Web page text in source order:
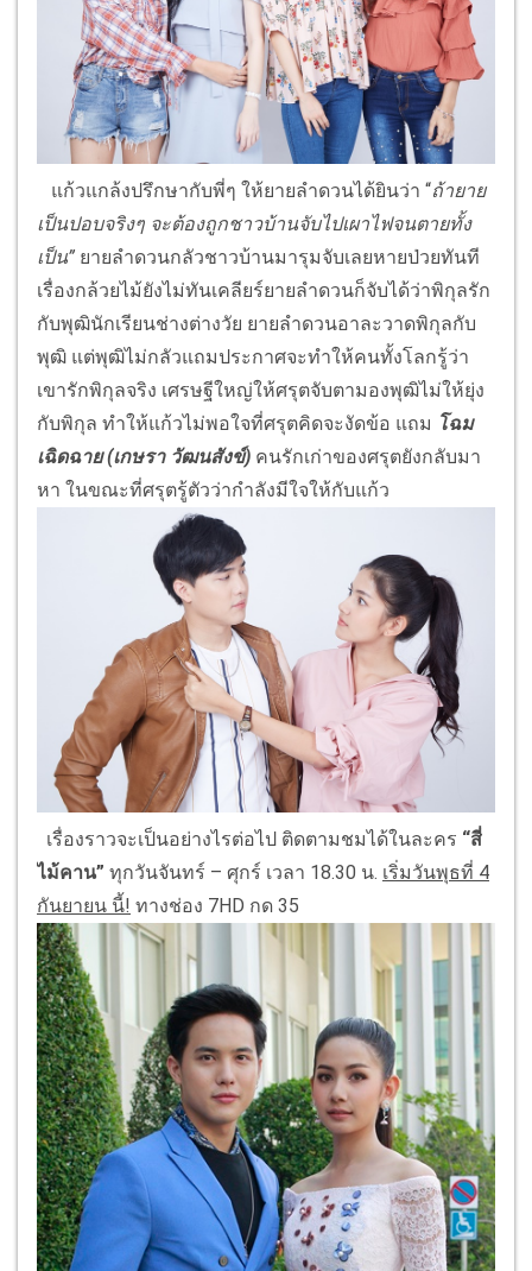
แก้วแกล้งปรึกษากับพี่ๆ ให้ยายลำดวนได้ยินว่า “ถ้ายาย
เป็นปอบจริงๆ จะต้องถูกชาวบ้านจับไปเผาไฟจนตายทั้ง
เป็น” ยายลำดวนกลัวชาวบ้านมารุมจับเลยหายป่วยทันที
เรื่องกล้วยไม้ยังไม่ทันเคลียร์ยายลำดวนก็จับได้ว่าพิกุลรัก
กับพุฒินักเรียนช่างต่างวัย ยายลำดวนอาละวาดพิกุลกับ
พุฒิ แต่พุฒิไม่กลัวแถมประกาศจะทำให้คนทั้งโลกรู้ว่า
เขารักพิกุลจริง เศรษฐีใหญ่ให้ศรุตจับตามองพุฒิไม่ให้ยุ่ง
กับพิกุล ทำให้แก้วไม่พอใจที่ศรุตคิดจะงัดข้อ แถม โฉม
เฉิดฉาย (เกษรา วัฒนสังข์) คนรักเก่าของศรุตยังกลับมา
หา ในขณะที่ศรุตรู้ตัวว่ากำลังมีใจให้กับแก้ว
เรื่องราวจะเป็นอย่างไรต่อไป ติดตามชมได้ในละคร “สี่
ไม้คาน” ทุกวันจันทร์ – ศุกร์ เวลา 18.30 น. เริ่มวันพุธที่ 4
กันยายน นี้! ทางช่อง 7HD กด 35